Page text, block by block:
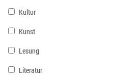
Kultur
Kunst
Lesung
Literatur